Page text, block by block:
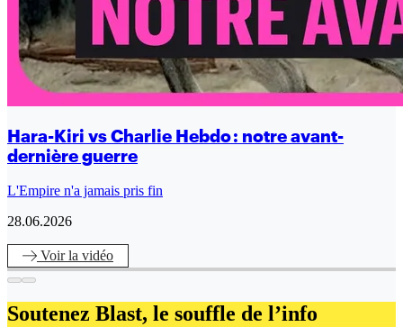
Hara-Kiri vs Charlie Hebdo : notre avant-
dernière guerre
L'Empire n'a jamais pris fin
28.06.2026
Voirla vidéo
Soutenez Blast, le souffle de l’info